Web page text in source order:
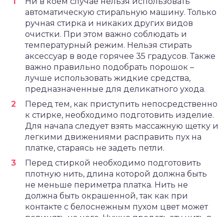
автоматическую стиральную машину. Только
ручная стирка и никаких других видов
очистки. При этом важно соблюдать и
температурный режим. Нельзя стирать
аксессуар в воде горячее 35 градусов. Также
важно правильно подобрать порошок –
лучше использовать жидкие средства,
предназначенные для деликатного ухода.
Перед тем, как приступить непосредственно
к стирке, необходимо подготовить изделие.
Для начала следует взять массажную щетку и
легкими движениями расправить пух на
платке, стараясь не задеть петли.
Перед стиркой необходимо подготовить
плотную нить, длина которой должна быть
не меньше периметра платка. Нить не
должна быть окрашенной, так как при
контакте с белоснежным пухом цвет может